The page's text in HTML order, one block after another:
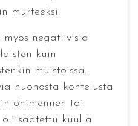
murteeksi.
negatiivisia
kuin
muistoissa.
huonosta kohtelusta
ohimennen tai
oli saatettu kuulla